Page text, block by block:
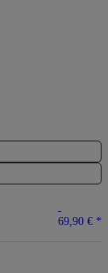
69,90 € *